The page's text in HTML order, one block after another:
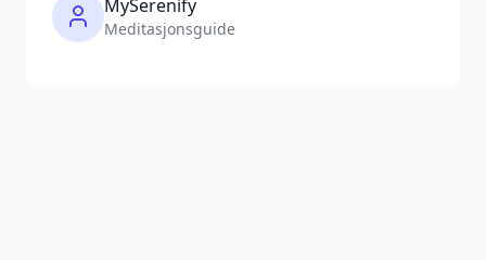
MySerenify
Meditasjonsguide